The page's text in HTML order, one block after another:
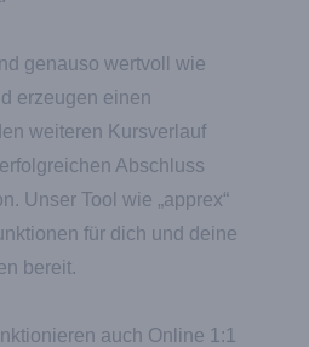
genauso wertvoll wie
erzeugen einen
weiteren Kursverlauf
Abschluss
Unser Tool wie „apprex“
für dich und deine
bereit.
auch Online 1:1